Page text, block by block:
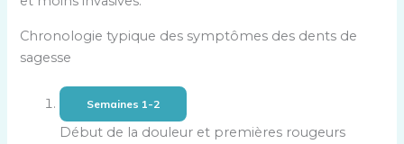
Chronologie typique des symptômes des dents de
sagesse
Semaines 1-2
Début de la douleur et premières rougeurs